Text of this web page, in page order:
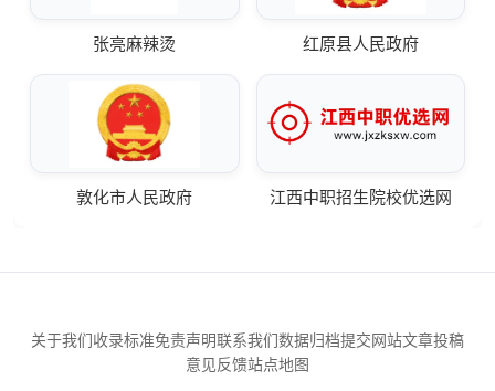
张亮麻辣烫 红原县人民政府
敦化市人民政府 江西中职招生院校优选网
关于我们收录标准免责声明联系我们数据归档提交网站文章投稿
意见反馈站点地图